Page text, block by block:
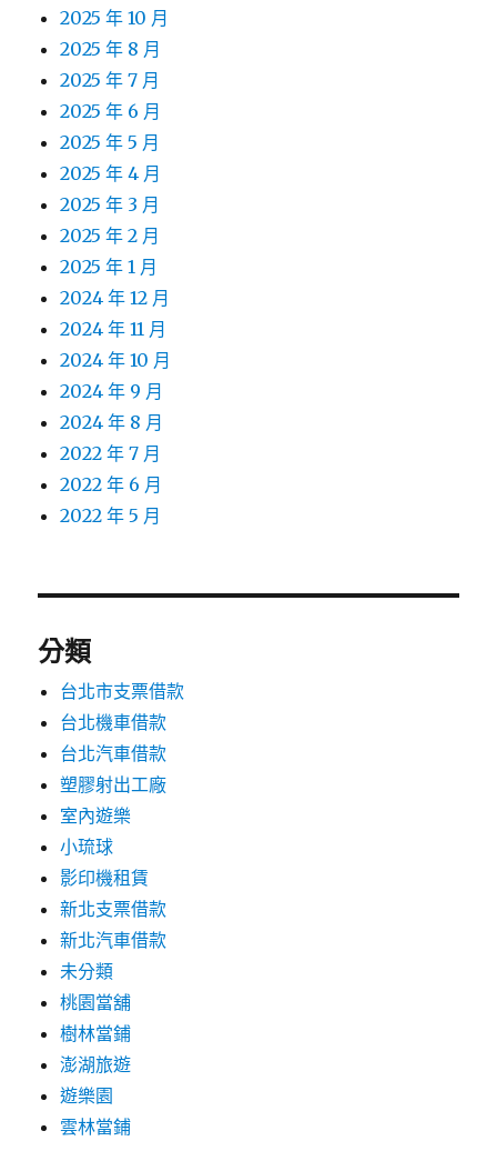
2025 年 10 月
2025 年 8 月
2025 年 7 月
2025 年 6 月
2025 年 5 月
2025 年 4 月
2025 年 3 月
2025 年 2 月
2025 年 1 月
2024 年 12 月
2024 年 11 月
2024 年 10 月
2024 年 9 月
2024 年 8 月
2022 年 7 月
2022 年 6 月
2022 年 5 月
分類
台北市支票借款
台北機車借款
台北汽車借款
塑膠射出工廠
室內遊樂
小琉球
影印機租賃
新北支票借款
新北汽車借款
未分類
桃園當舖
樹林當鋪
澎湖旅遊
遊樂園
雲林當鋪